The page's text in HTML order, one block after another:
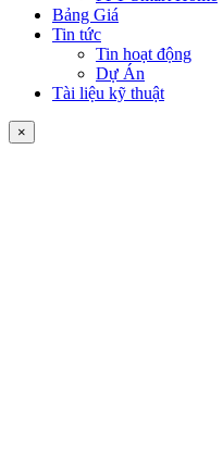
Bảng Giá
Tin tức
Tin hoạt động
Dự Án
Tài liệu kỹ thuật
×